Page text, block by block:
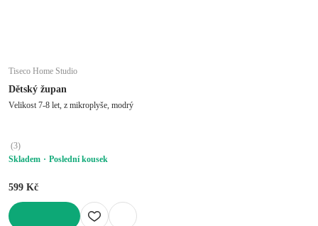
Tiseco Home Studio
Dětský župan
Velikost 7-8 let, z mikroplyše, modrý
(3)
Skladem
Poslední kousek
599 Kč